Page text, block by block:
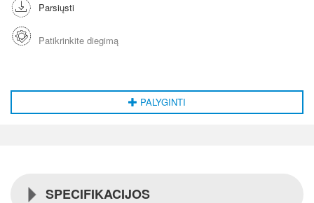
Parsiųsti
Patikrinkite diegimą
PALYGINTI
SPECIFIKACIJOS